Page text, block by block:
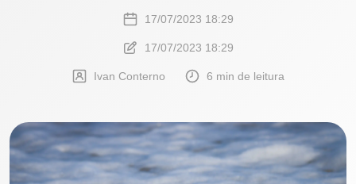
17/07/2023 18:29
17/07/2023 18:29
Ivan Conterno 6 min de leitura